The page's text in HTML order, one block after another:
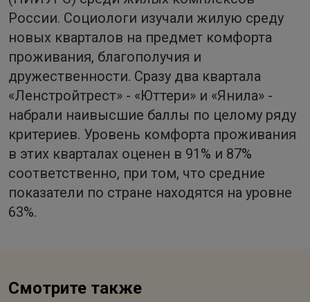
России. Социологи изучали жилую среду
новых кварталов на предмет комфорта
проживания, благополучия и
дружественности. Сразу два квартала
«Ленстройтрест» - «Юттери» и «Янила» -
набрали наивысшие баллы по целому ряду
критериев. Уровень комфорта проживания
в этих кварталах оценен в 91% и 87%
соответственно, при том, что средние
показатели по стране находятся на уровне
63%.
Смотрите также